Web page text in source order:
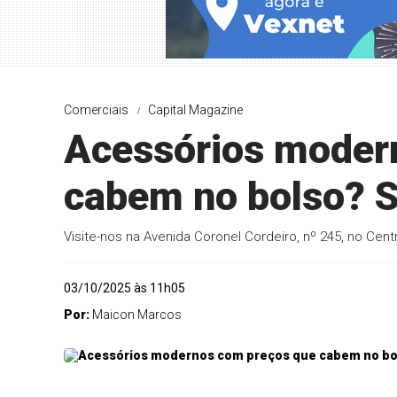
Comerciais Capital Magazine
Acessórios
cabem no bolso?
Visite-nos na Avenida Coronel Cordeiro, nº 245, no
03/10/2025 às 11h05
Por: Maicon Marcos